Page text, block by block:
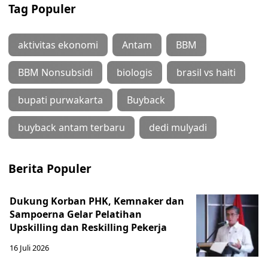
Tag Populer
aktivitas ekonomi Antam BBM
BBM Nonsubsidi biologis brasil vs haiti
bupati purwakarta Buyback
buyback antam terbaru dedi mulyadi
Berita Populer
Dukung Korban PHK, Kemnaker dan
Sampoerna Gelar Pelatihan
Upskilling dan Reskilling Pekerja
16 Juli 2026